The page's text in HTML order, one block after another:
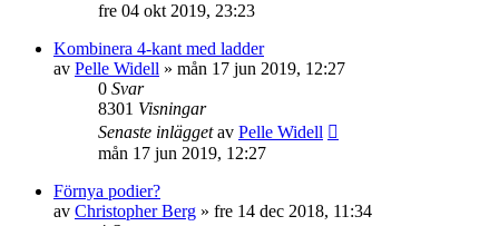
fre 04 okt 2019, 23:23
Kombinera 4-kant med ladder
av Pelle Widell » mån 17 jun 2019, 12:27
0 Svar
8301 Visningar
Senaste inläggetav Pelle Widell
mån 17 jun 2019, 12:27
Förnya podier?
av Christopher Berg » fre 14 dec 2018, 11:34